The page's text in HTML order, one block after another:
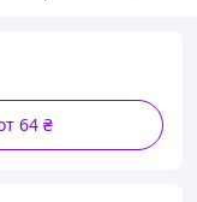
64 ₴